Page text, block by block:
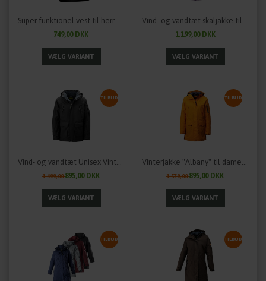
Super funktionel vest til herrer fra OWNEY Outdoor
749,00 DKK
Vind- og vandtæt skaljakke til damer "TUVAQ" fra OWNEY
1.199,00 DKK
TILBUD
Vind- og vandtæt Unisex Vinterjakke "Taraq Two" fra OWNEY Outdoor
1.499,00895,00 DKK
TILBUD
Vinterjakke "Albany" til damer fra OWNEY outdoor - flere farver
1.579,00895,00 DKK
TILBUD TILBUD